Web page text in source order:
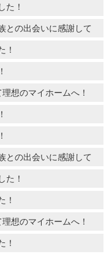
た！
との出会いに感謝して
！
想のマイホームへ！
との出会いに感謝して
た！
！
想のマイホームへ！
！